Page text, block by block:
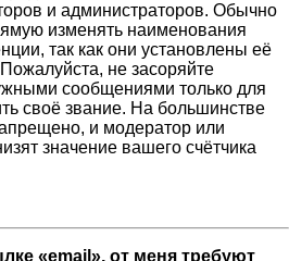
и администраторов. Обычно
изменять наименования
так как они установлены её
не засоряйте
сообщениями только для
своё звание. На большинстве
и модератор или
значение вашего счётчика
«email», от меня требуют